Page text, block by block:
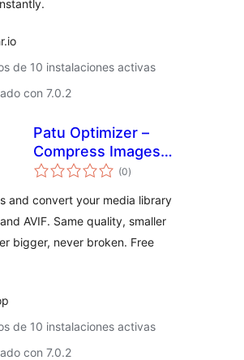
de 10 instalaciones activas
con 7.0.2
Patu Optimizer –
Compress Images
to WebP & AVIF
(0total
de
)
and convert your media library
AVIF. Same quality, smaller
bigger, never broken. Free
de 10 instalaciones activas
con 7.0.2